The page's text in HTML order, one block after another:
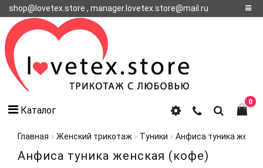
shop@lovetex.store , manager.lovetex.store@mail.ru
КОНТАКТЫ
О
Каталог
0
Главная Женский трикотаж Туники Анфиса туника
Анфиса туника женская (кофе)